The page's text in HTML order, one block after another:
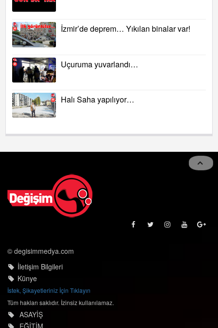
İzmir’de deprem… Yıkılan binalar var!
Uçuruma yuvarlandı…
Halı Saha yapılıyor…
© degisimmedya.com
İletişim Bilgileri
Künye
İstek, Şikayetleriniz İçin Tıklayın
Tüm hakları saklıdır. İzinsiz kullanılamaz.
ASAYİŞ